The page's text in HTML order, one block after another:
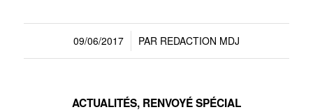
09/06/2017
/ PAR REDACTION MDJ
ACTUALITÉS, RENVOYÉ SPÉCIAL